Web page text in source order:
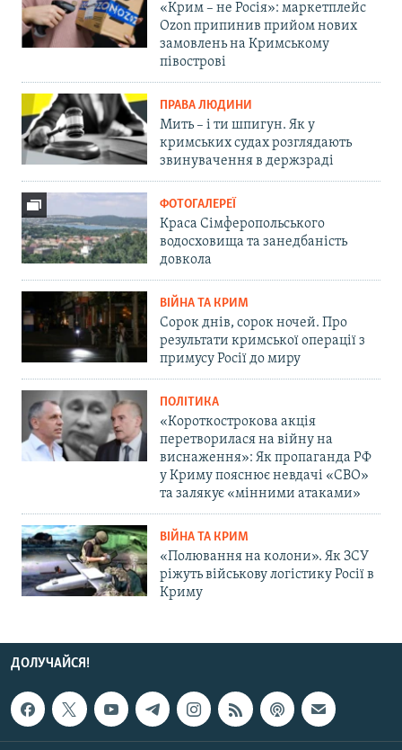
«Крим – не Росія»: маркетплейс
Ozon припинив прийом нових
замовлень на Кримському
півострові
ПРАВА ЛЮДИНИ
Мить – і ти шпигун. Як у
кримських судах розглядають
звинувачення в держзраді
ФОТОГАЛЕРЕЇ
Краса Сімферопольського
водосховища та занедбаність
довкола
ВІЙНА ТА КРИМ
Сорок днів, сорок ночей. Про
результати кримської операції з
примусу Росії до миру
ПОЛІТИКА
«Короткострокова акція
перетворилася на війну на
виснаження»: Як пропаганда РФ
у Криму пояснює невдачі «СВО»
та залякує «мінними атаками»
ВІЙНА ТА КРИМ
«Полювання на колони». Як ЗСУ
ріжуть військову логістику Росії в
Криму
ДОЛУЧАЙСЯ!